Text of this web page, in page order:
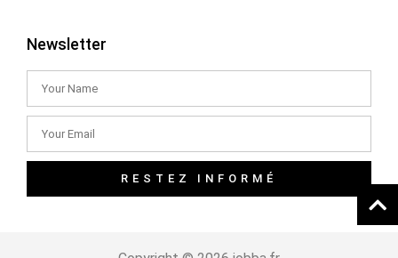
Newsletter
RESTEZ INFORMÉ